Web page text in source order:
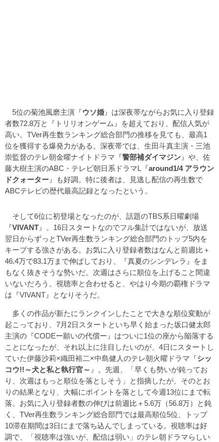
5位の菊池風磨主演『ウソ婚 』は深夜帯ながらお気に入り登録
者数72.8万と『トリリオンゲーム』を超えており、配信人気が
高い。TVer再生数ランキング総合部門の推移を見ても、最高1
位を獲得する爆発力がある。深夜帯では、生田斗真主演・三池
崇監督のテレ朝金曜ナイトドラマ『警部補ダイマジン 』や、佐
藤大樹主演のABC・テレビ朝日系ドラマL『around1/4 アラウン
ドクォーター 』も好調。特に後者は、見逃し配信の再生数で
ABCテレビの歴代最高記録となったという。
そして6位に初登場となったのが、話題のTBS系日曜劇場
『VIVANT』。16日スタートなのでフル集計ではないが、放送
翌日からずっとTVer再生数ランキング総合部門のトップ5内を
キープする強さがある。お気に入り登録者数はなんと前週比＋
46.4万で83.1万まで伸ばしており、『真夏のシンデレラ』をま
もなく抜きそうな勢いだ。次週はさらに順位を上げること間違
いないだろう。視聴率と合わせると、やはり今期の覇権ドラマ
は『VIVANT』となりそうだ。
多くの作品が新たにランクインしたことで大きな順位変動が
起こっており、7月2日スタートといち早く始まった坂口健太郎
主演の『CODEー願いの代償ー』はついに1位の座から陥落する
ことになったが、それ以上に注目したいのが、4日にスタートし
ていた伊藤沙莉×織田裕二×中島健人のテレ朝火曜ドラマ『シッ
コウ!!～犬と私と執行官～ 』。先週、「早くも勢いが鈍ってお
り、次週はもっと順位を落としそう」と指摘したが、そのとお
りの結果となり、大幅にポイントを落として今週13位にまで転
落。お気に入り登録者数の伸びは前週比＋5.6万（56.8万）と鈍
く、TVer再生数ランキング総合部門では最高順位5位、トップ
10滞在期間は3日にまで落ち込んでしまっている。視聴率は好
調で、「視聴率は強いが、配信は弱い」のテレ朝ドラマらしい